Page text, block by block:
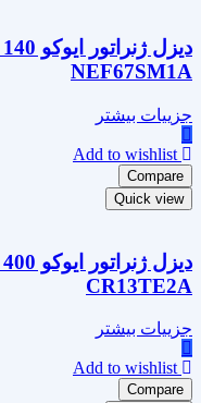
NEF67SM1A
جزییات بیشتر
Add to wishlist
Compare
Quick view
CR13TE2A
جزییات بیشتر
Add to wishlist
Compare